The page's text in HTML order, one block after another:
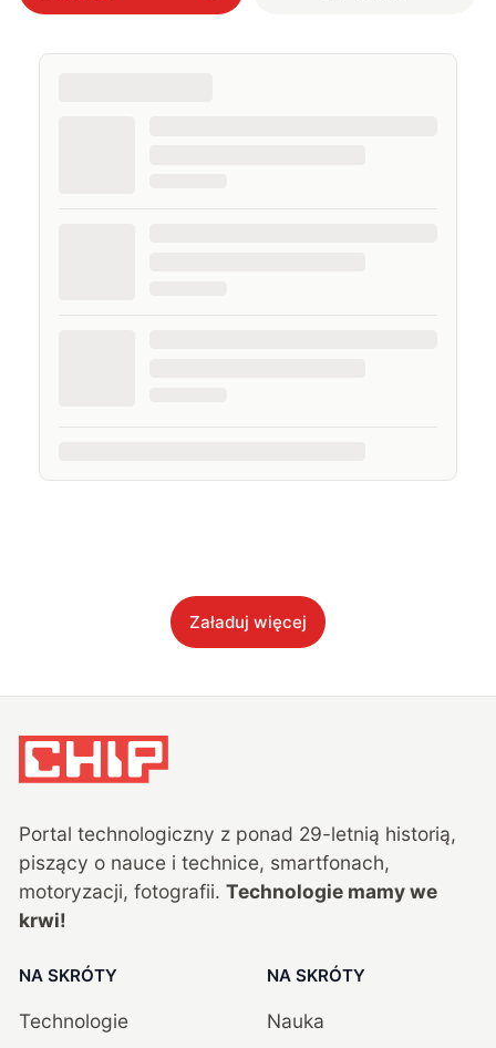
Załaduj więcej
Portal technologiczny z ponad 29-letnią historią,
piszący o nauce i technice, smartfonach,
motoryzacji, fotografii. Technologie mamy we
krwi!
NA SKRÓTY
Technologie
NA SKRÓTY
Nauka